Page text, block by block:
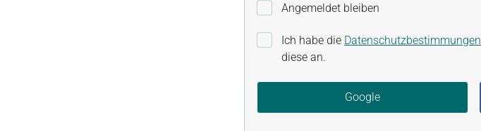
Angemeldet bleiben
Ich habe die Datenschutzbestimmungen
diese an.
Google